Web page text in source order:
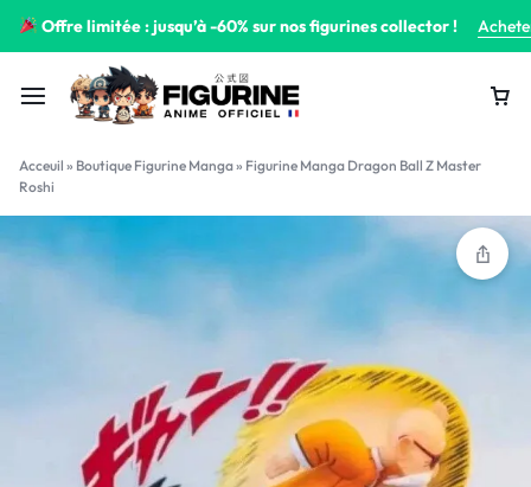
Offre limitée : jusqu’à -60% sur nos figurines collector !
Acceuil » Boutique Figurine Manga» Figurine Manga Dragon Ball Z Master
Roshi